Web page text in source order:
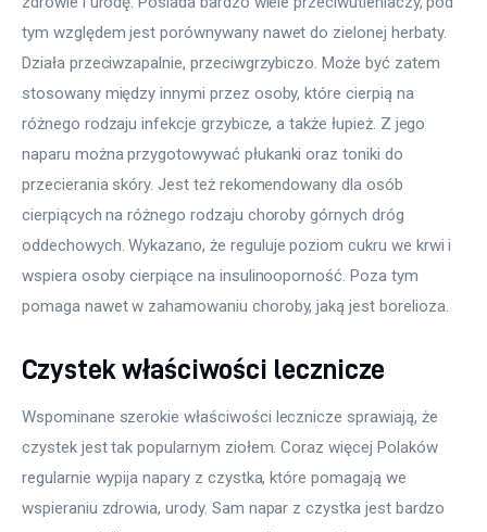
tym względem jest porównywany nawet do zielonej herbaty.
Działa przeciwzapalnie, przeciwgrzybiczo. Może być zatem
stosowany między innymi przez osoby, które cierpią na
różnego rodzaju infekcje grzybicze, a także łupież. Z jego
naparu można przygotowywać płukanki oraz toniki do
przecierania skóry. Jest też rekomendowany dla osób
cierpiących na różnego rodzaju choroby górnych dróg
oddechowych. Wykazano, że reguluje poziom cukru we krwi i
wspiera osoby cierpiące na insulinooporność. Poza tym
pomaga nawet w zahamowaniu choroby, jaką jest borelioza.
Czystek właściwości lecznicze
Wspominane szerokie właściwości lecznicze sprawiają, że
czystek jest tak popularnym ziołem. Coraz więcej Polaków
regularnie wypija napary z czystka, które pomagają we
wspieraniu zdrowia, urody. Sam napar z czystka jest bardzo